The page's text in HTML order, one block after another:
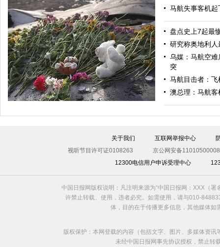
中国日报漫画：迷雾
允许游客拍照？乌民间武装被指未保护好现场
马航失事客机
盘点史上7起最
研究称奥地利人
乌媒：马航空
突
马航目击者：
澳总理：马航
关于我们 互联网举报中心
视听节目许可证0108263
京公网安备
12300电信用户申诉受理中心
中国日报网版权说明：凡注明来源为“中国日报网：XXX（
许禁止转载、使用，违者必究。如需使用，请与010-
体，目的在于传播更多信息，其他媒体
版权保护：本网登载的内容（包括文字、图片、多媒体资
未经中国日报网事先协议授权，禁止转